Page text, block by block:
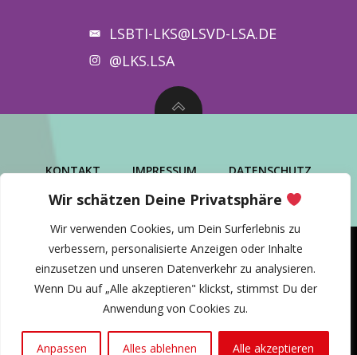
Wir schätzen Deine Privatsphäre
Wir verwenden Cookies, um Dein Surferlebnis zu
verbessern, personalisierte Anzeigen oder Inhalte
einzusetzen und unseren Datenverkehr zu analysieren.
Wenn Du auf „Alle akzeptieren" klickst, stimmst Du der
Anwendung von Cookies zu.
Anpassen Alles ablehnen Alle akzeptieren
LSBTI-LKS@LSVD-LSA.DE
@LKS.LSA
KONTAKT IMPRESSUM DATENSCHUTZ
© 2026 lsbti* Landeskoordinierungsstelle
Sachsen-Anhalt Nord
Magical design byThe Unicorn - creative solutions